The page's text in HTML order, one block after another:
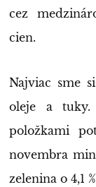
cez
cien.
Najviac sme
oleje a tuky.
položkami
novembra
zelenina o 4,1